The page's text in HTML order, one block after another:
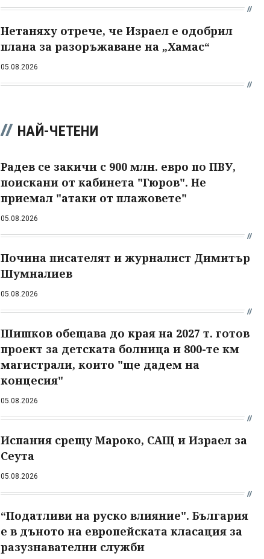
Нетаняху отрече, че Израел е одобрил
плана за разоръжаване на „Хамас“
05.08.2026
НАЙ-ЧЕТЕНИ
Радев се закичи с 900 млн. евро по ПВУ,
поискани от кабинета "Гюров". Не
приемал "атаки от плажовете"
05.08.2026
Почина писателят и журналист Димитър
Шумналиев
05.08.2026
Шишков обещава до края на 2027 т. готов
проект за детската болница и 800-те км
магистрали, които "ще дадем на
концесия"
05.08.2026
Испания срещу Мароко, САЩ и Израел за
Сеута
05.08.2026
“Податливи на руско влияние". България
е в дъното на европейската класация за
разузнавателни служби